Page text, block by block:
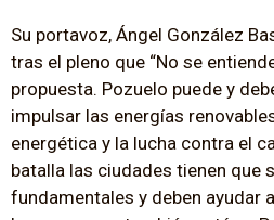
Su portavoz, Ángel González
tras el pleno que “No se
propuesta. Pozuelo puede y
impulsar las energías
energética y la lucha contra el
batalla las ciudades tienen que
fundamentales y deben ayudar